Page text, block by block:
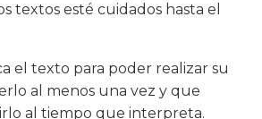
textos esté cuidados hasta el
el texto para poder realizar su
al menos una vez y que
al tiempo que interpreta.